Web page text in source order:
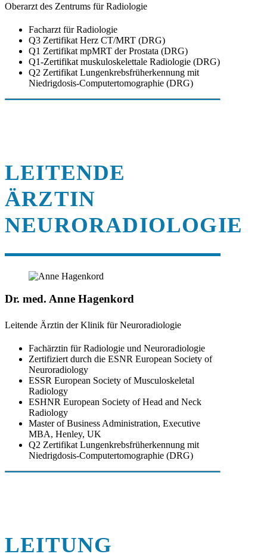
Oberarzt des Zentrums für Radiologie
Facharzt für Radiologie
Q3 Zertifikat Herz CT/MRT (DRG)
Q1 Zertifikat mpMRT der Prostata (DRG)
Q1-Zertifikat muskuloskelettale Radiologie (DRG)
Q2 Zertifikat Lungenkrebsfrüherkennung mit
Niedrigdosis-Computertomographie (DRG)
LEITENDE
ÄRZTIN
NEURORADIOLOGIE
Dr. med. Anne Hagenkord
Leitende Ärztin der Klinik für Neuroradiologie
Fachärztin für Radiologie und Neuroradiologie
Zertifiziert durch die ESNR European Society of
Neuroradiology
ESSR European Society of Musculoskeletal
Radiology
ESHNR European Society of Head and Neck
Radiology
Master of Business Administration, Executive
MBA, Henley, UK
Q2 Zertifikat Lungenkrebsfrüherkennung mit
Niedrigdosis-Computertomographie (DRG)
LEITUNG